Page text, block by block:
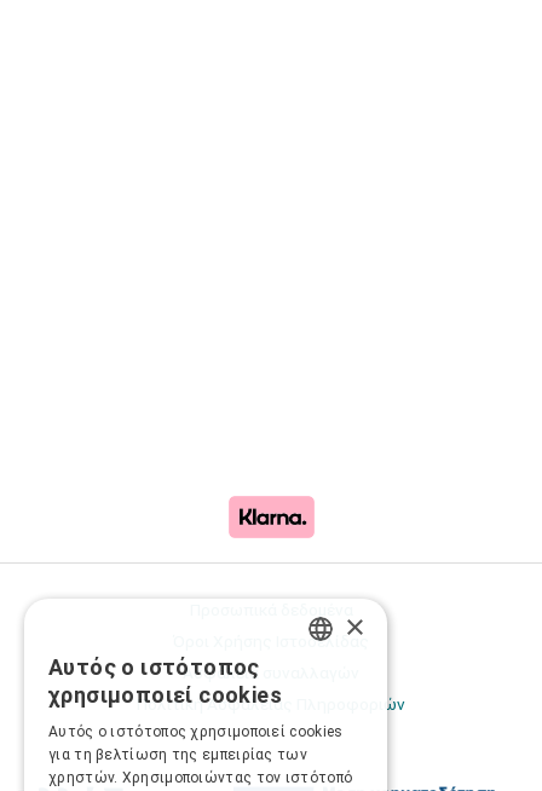
Όροι Χρήσης Ιστοσελίδας
Ασφάλεια συναλλαγών
Πολιτική Ασφάλειας Πληροφοριών
×
Αυτός ο ιστότοπος
χρησιμοποιεί cookies
Αυτός ο ιστότοπος χρησιμοποιεί cookies
για τη βελτίωση της εμπειρίας των
χρηστών. Χρησιμοποιώντας τον ιστότοπό